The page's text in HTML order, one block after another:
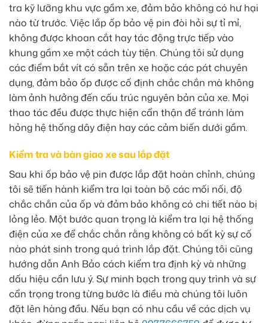
tra kỹ lưỡng khu vực gầm xe, đảm bảo không có hư hại
nào từ trước. Việc lắp ốp bảo vệ pin đòi hỏi sự tỉ mỉ,
không được khoan cắt hay tác động trực tiếp vào
khung gầm xe một cách tùy tiện. Chúng tôi sử dụng
các điểm bắt vít có sẵn trên xe hoặc các pát chuyên
dụng, đảm bảo ốp được cố định chắc chắn mà không
làm ảnh hưởng đến cấu trúc nguyên bản của xe. Mọi
thao tác đều được thực hiện cẩn thận để tránh làm
hỏng hệ thống dây điện hay các cảm biến dưới gầm.
Kiểm tra và bàn giao xe sau lắp đặt
Sau khi ốp bảo vệ pin được lắp đặt hoàn chỉnh, chúng
tôi sẽ tiến hành kiểm tra lại toàn bộ các mối nối, độ
chắc chắn của ốp và đảm bảo không có chi tiết nào bị
lỏng lẻo. Một bước quan trọng là kiểm tra lại hệ thống
điện của xe để chắc chắn rằng không có bất kỳ sự cố
nào phát sinh trong quá trình lắp đặt. Chúng tôi cũng
hướng dẫn Anh Bảo cách kiểm tra định kỳ và những
dấu hiệu cần lưu ý. Sự minh bạch trong quy trình và sự
cẩn trọng trong từng bước là điều mà chúng tôi luôn
đặt lên hàng đầu. Nếu bạn có nhu cầu về các dịch vụ